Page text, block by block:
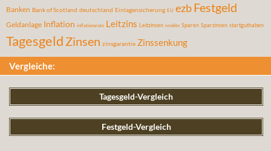
Banken Bank of Scotland deutschland Einlagensicherung EU ezbFestgeld
Geldanlage Inflation inflationsrate Leitzins Leitzinsen rendite Sparen Sparzinsen startguthaben
Tagesgeld Zinsen zinsgarantie Zinssenkung
Vergleiche:
Tagesgeld-Vergleich
Festgeld-Vergleich